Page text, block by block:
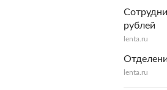
рублей
lenta.ru
lenta.ru